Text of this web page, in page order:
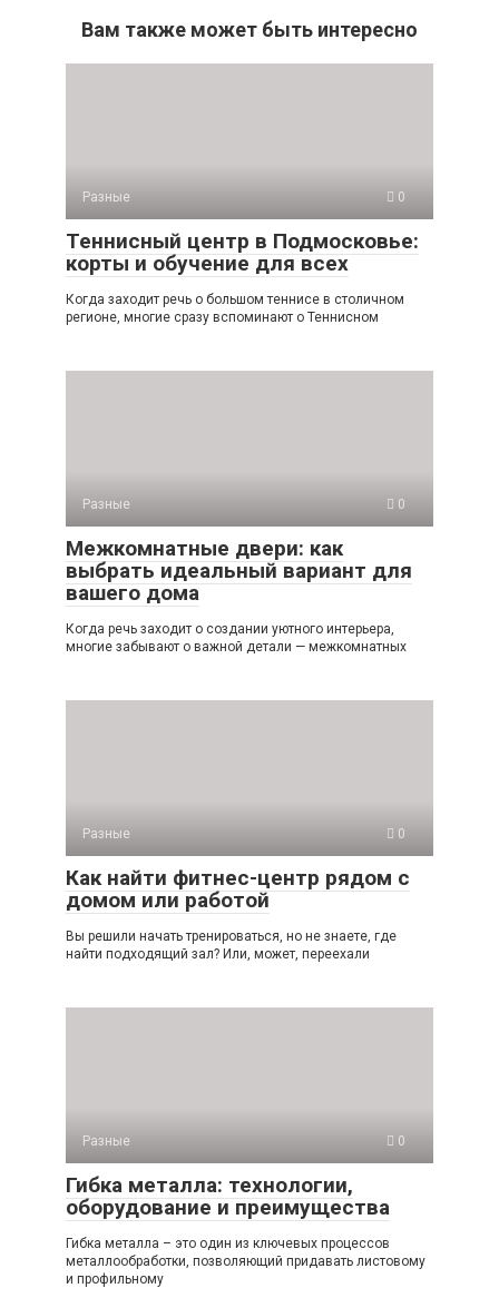
Вам также может быть интересно
Разные 0
Теннисный центр в Подмосковье:
корты и обучение для всех
Когда заходит речь о большом теннисе в столичном
регионе, многие сразу вспоминают о Теннисном
Разные 0
Межкомнатные двери: как
выбрать идеальный вариант для
вашего дома
Когда речь заходит о создании уютного интерьера,
многие забывают о важной детали — межкомнатных
Разные 0
Как найти фитнес-центр рядом с
домом или работой
Вы решили начать тренироваться, но не знаете, где
найти подходящий зал? Или, может, переехали
Разные 0
Гибка металла: технологии,
оборудование и преимущества
Гибка металла – это один из ключевых процессов
металлообработки, позволяющий придавать листовому
и профильному